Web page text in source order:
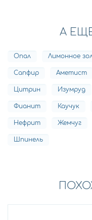
А
Опал Лимонное
Сапфир Аметист
Цитрин Изумруд
Фианит Каучук
Нефрит Жемчуг
Шпинель